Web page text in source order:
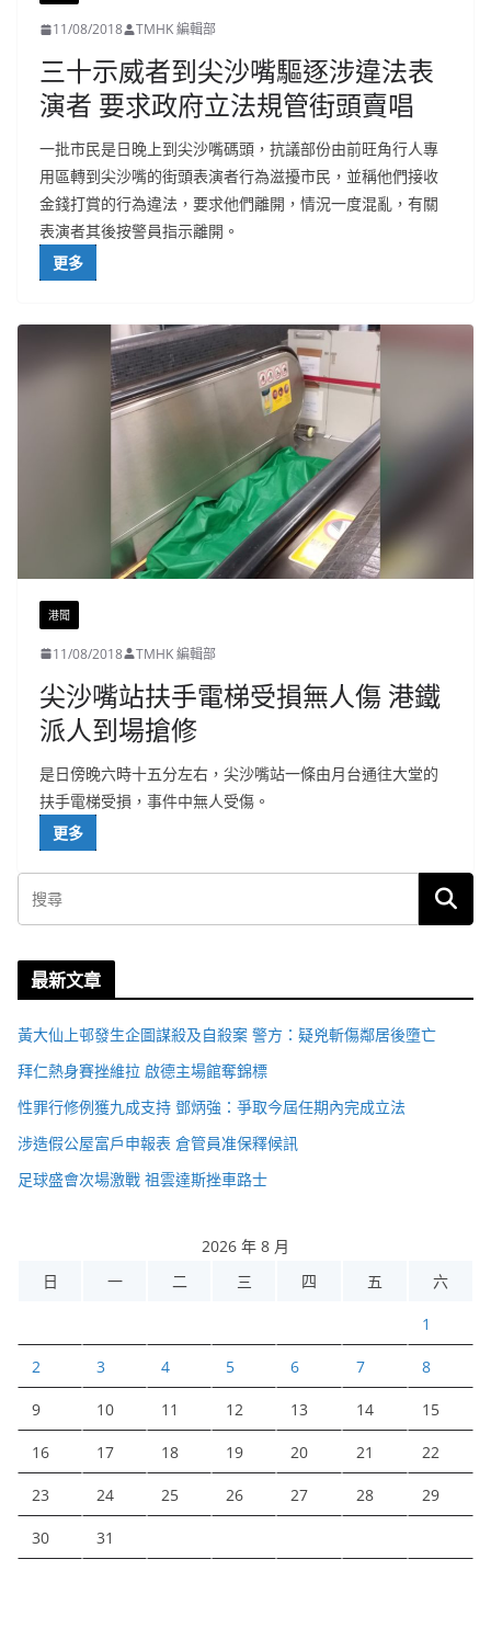
11/08/2018 TMHK 編輯部
三十示威者到尖沙嘴驅逐涉違法表
演者 要求政府立法規管街頭賣唱
一批市民是日晚上到尖沙嘴碼頭，抗議部份由前旺角行人專
用區轉到尖沙嘴的街頭表演者行為滋擾市民，並稱他們接收
金錢打賞的行為違法，要求他們離開，情況一度混亂，有關
表演者其後按警員指示離開。
更多
港聞
11/08/2018 TMHK 編輯部
尖沙嘴站扶手電梯受損無人傷 港鐵
派人到場搶修
是日傍晚六時十五分左右，尖沙嘴站一條由月台通往大堂的
扶手電梯受損，事件中無人受傷。
更多
最新文章
黃大仙上邨發生企圖謀殺及自殺案 警方：疑兇斬傷鄰居後墮亡
拜仁熱身賽挫維拉 啟德主場館奪錦標
性罪行修例獲九成支持 鄧炳強：爭取今屆任期內完成立法
涉造假公屋富戶申報表 倉管員准保釋候訊
足球盛會次場激戰 祖雲達斯挫車路士
2026 年 8 月
日
一 二 三 四 五 六
1
2 3 4 5 6 7 8
9 10 11 12 13 14 15
16 17 18 19 20 21 22
23 24 25 26 27 28 29
30 31